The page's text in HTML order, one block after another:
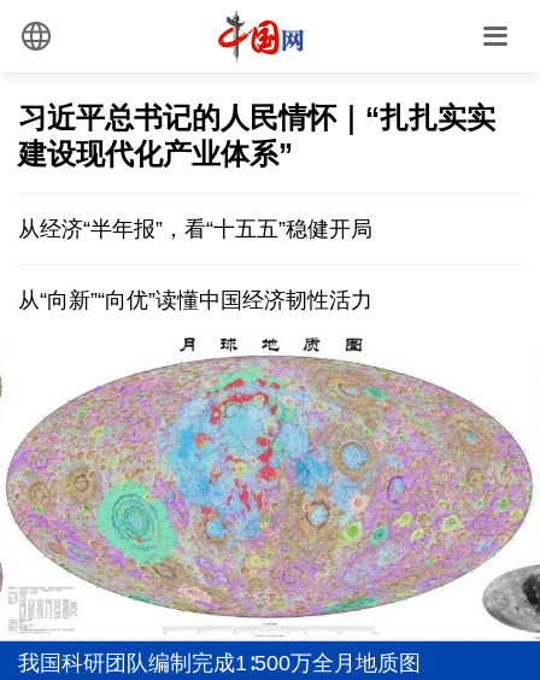
习近平总书记的人民情怀｜“扎扎实实
建设现代化产业体系”
从经济“半年报”，看“十五五”稳健开局
从“向新”“向优”读懂中国经济韧性活力
我国科研团队编制完成1∶500万全月地质图